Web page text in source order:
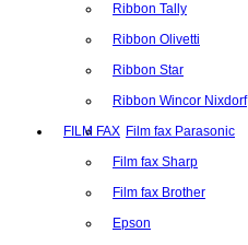
Ribbon Tally
Ribbon Olivetti
Ribbon Star
Ribbon Wincor Nixdorf
FILM FAX Film fax Parasonic
Film fax Sharp
Film fax Brother
Epson